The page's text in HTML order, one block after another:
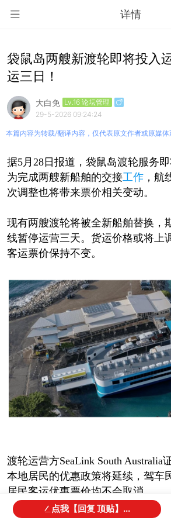
详情
袋鼠岛两艘新渡轮即将投入
运三日！
大白免 Lv.16 论坛管理
29-5-2026 09:24:24
本篇内容为转载/翻译内容，仅代表原文作者或原媒体
据5月28日报道，袋鼠岛渡轮服务
为完成两艘新船舶的交接工作 ，航
次调整也将带来票价相关变动。
现有两艘渡轮将被全新船舶替换，
线暂停运营三天。货运价格或将上
客运票价保持不变。
渡轮运营方SeaLink South Australia
本地居民的优惠政策将延续，驾车
居民客运优惠票价均不会取消。
点我【回复 顶贴】...